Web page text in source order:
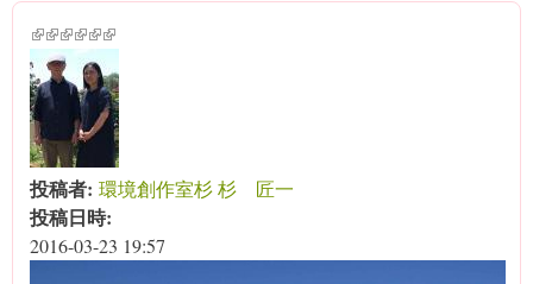
(link is external)
(link is external)
(link is external)
(link is external)
(link is external)
(link is external)
投稿者: 環境創作室杉 杉 匠一
投稿日時:
2016-03-23 19:57